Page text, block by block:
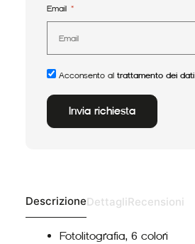
Email
Acconsento al trattamento dei dati
Invia richiesta
DescrizioneDettagliRecensioni
Fotolitografia, 6 colori